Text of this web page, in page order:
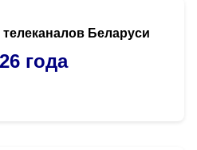
Беларуси
года